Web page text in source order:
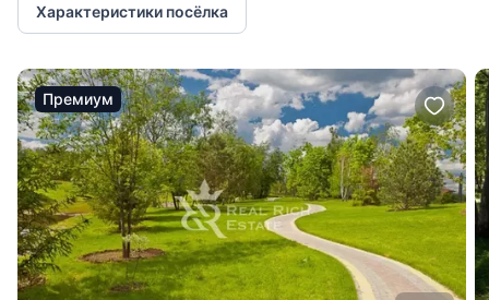
Характеристики посёлка
Премиум